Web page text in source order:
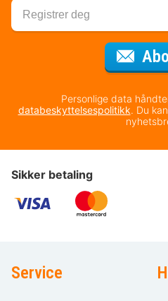
Personlige data
databeskyttelsespolitikk. Du
Sikker betaling
Service